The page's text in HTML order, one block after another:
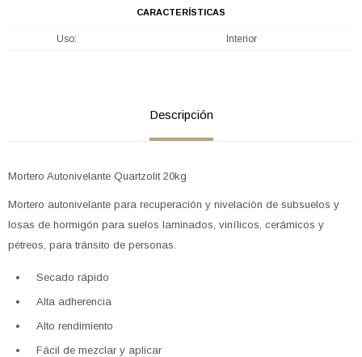
CARACTERÍSTICAS
Uso Interior
Descripción
Mortero Autonivelante Quartzolit 20kg
Mortero autonivelante para recuperación y nivelación de subsuelos y
losas de hormigón para suelos laminados, vinílicos, cerámicos y
pétreos, para tránsito de personas.
Secado rápido
Alta adherencia
Alto rendimiento
Fácil de mezclar y aplicar